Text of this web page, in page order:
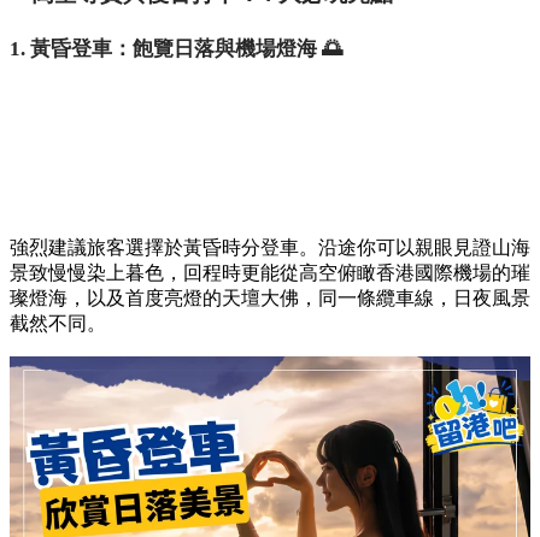
1. 黃昏登車：飽覽日落與機場燈海 🌅
強烈建議旅客選擇於黃昏時分登車。沿途你可以親眼見證山海
景致慢慢染上暮色，回程時更能從高空俯瞰香港國際機場的璀
璨燈海，以及首度亮燈的天壇大佛，同一條纜車線，日夜風景
截然不同。